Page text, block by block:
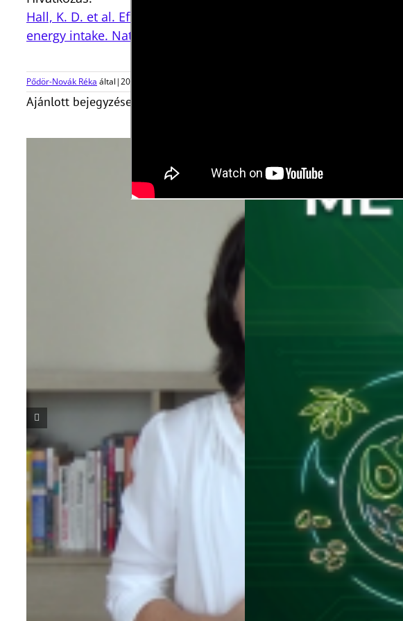
Hall, K. D. et al. Effect of a plant-based, low-fat diet versus an
energy intake. Nat. Med. 27, 344–353 (2021).
Pődör-Novák Réka által|2022-01-12T13:29:40+01:00
Ajánlott bejegyzések